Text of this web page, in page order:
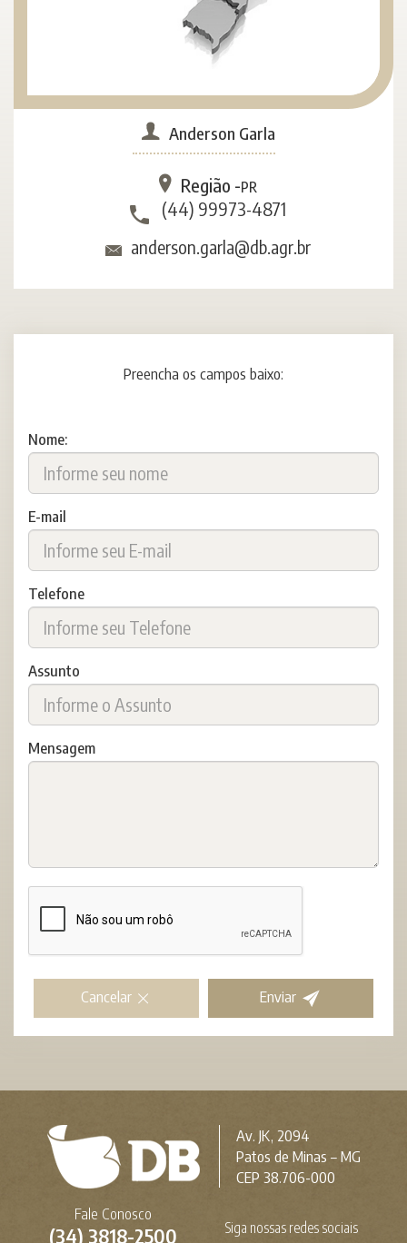
Anderson Garla
Região -PR
(44) 99973-4871
anderson.garla@db.agr.br
Preencha os campos baixo:
Nome:
E-mail
Telefone
Assunto
Mensagem
Cancelar Enviar
Av. JK, 2094
Patos de Minas – MG
CEP 38.706-000
Fale Conosco
(34) 3818-2500 Siga nossas redes sociais